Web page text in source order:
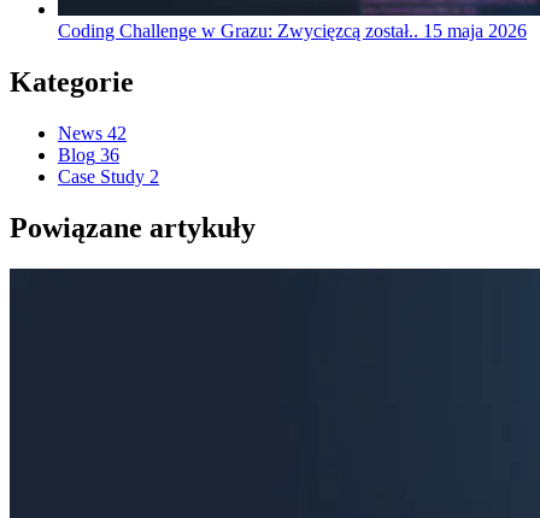
Coding Challenge w Grazu: Zwycięzcą został.. 15 maja 2026
Kategorie
News 42
Blog 36
Case Study 2
Powiązane artykuły